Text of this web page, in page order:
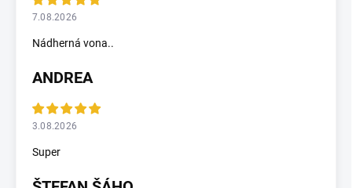
7.08.2026
Nádherná vona..
ANDREA
3.08.2026
Super